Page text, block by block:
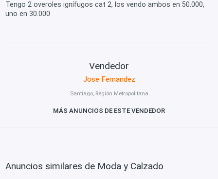
Tengo 2 overoles ignífugos cat 2, los vendo ambos en 50.000,
uno en 30.000
Vendedor
Jose Fernandez
Santiago, Región Metropolitana
MÁS ANUNCIOS DE ESTE VENDEDOR
Anuncios similares de Moda y Calzado